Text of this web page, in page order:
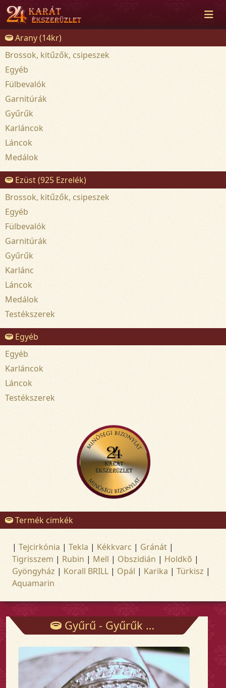
Arany (14kr)
Brossok, kitűzők, csipeszek
Egyéb
Fülbevalók
Garnitúrák
Gyűrűk
Karláncok
Láncok
Medálok
Ezüst (925 Ezrelék)
Brossok, kitűzők, csipeszek
Egyéb
Fülbevalók
Garnitúrák
Gyűrűk
Karlánc
Láncok
Medálok
Testékszerek
Egyéb
Egyéb
Karláncok
Láncok
Testékszerek
Termék cimkék
| Tejcirkónia | Tekla | Kékkvarc | Gránát |
Tigrisszem | Rubin | Mell | Obszidián | Holdkõ |
Gyöngyház | Korall BRILL | Opál | Karika | Türkisz |
Aquamarin
Gyűrű - Gyűrűk - Arany és ezüst ékszerek